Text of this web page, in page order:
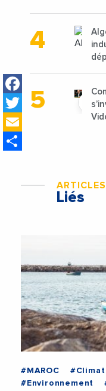
Facebook
Twitter
ARTICLES
Liés
#MAROC #Climat
#Environnement